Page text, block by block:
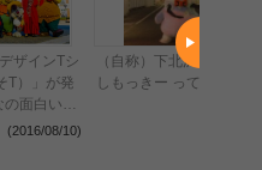
ザインTシ
T）」が発
面白い反
(2016/08/10)
（自称）下北沢の守り神・
しもっきー って、誰。